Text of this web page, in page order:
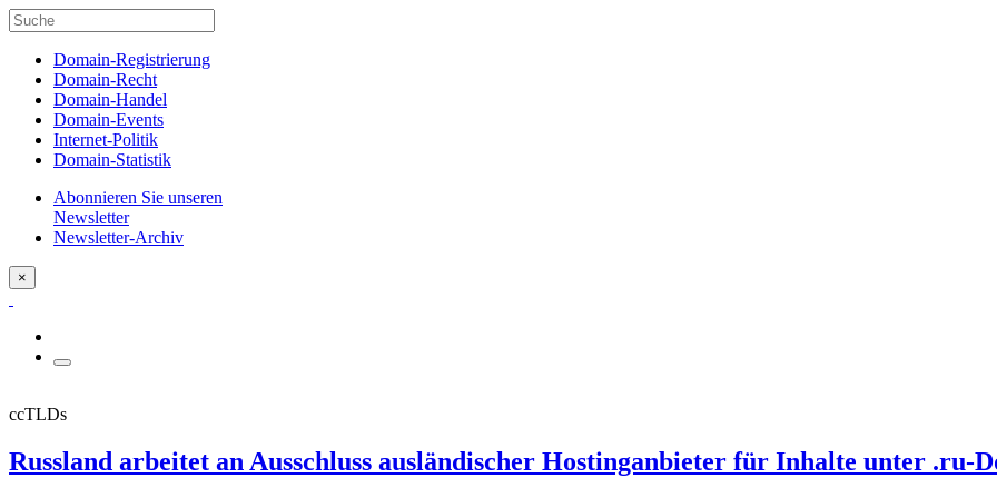
Domain-Registrierung
Domain-Recht
Domain-Handel
Domain-Events
Internet-Politik
Domain-Statistik
Abonnieren Sie unseren
Newsletter
Newsletter-Archiv
×
ccTLDs
Russland arbeitet an Ausschluss ausländischer Hostinganbieter für Inhalte unter .ru-